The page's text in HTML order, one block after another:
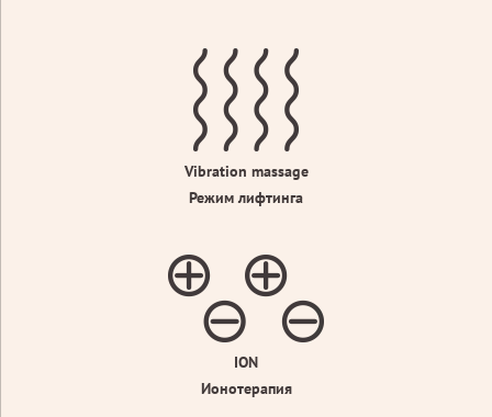
Vibration massage
Режим лифтинга
ION
Ионотерапия